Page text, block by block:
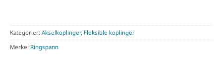
Kategorier: Akselkoplinger, Fleksible koplinger
Merke: Ringspann